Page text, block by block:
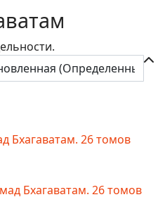
Бхагаватам. 26 томов